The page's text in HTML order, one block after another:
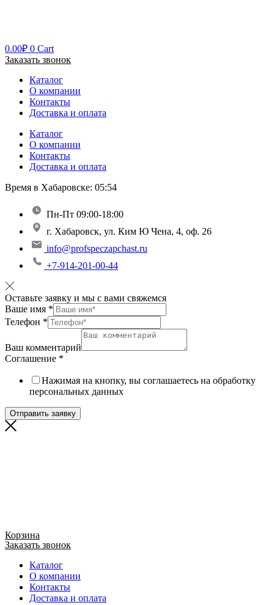
0.00₽ 0 Cart
Заказать звонок
Каталог
О компании
Контакты
Доставка и оплата
Каталог
О компании
Контакты
Доставка и оплата
Время в Хабаровске: 05:54
Пн-Пт 09:00-18:00
г. Хабаровск, ул. Ким Ю Чена, 4, оф. 26
info@profspeczapchast.ru
+7-914-201-00-44
Оставьте заявку и мы с вами свяжемся
Ваше имя *
Телефон *
Ваш комментарий
Соглашение *
Нажимая на кнопку, вы соглашаетесь на обработку
персональных данных
Отправить заявку
Корзина
Заказать звонок
Каталог
О компании
Контакты
Доставка и оплата